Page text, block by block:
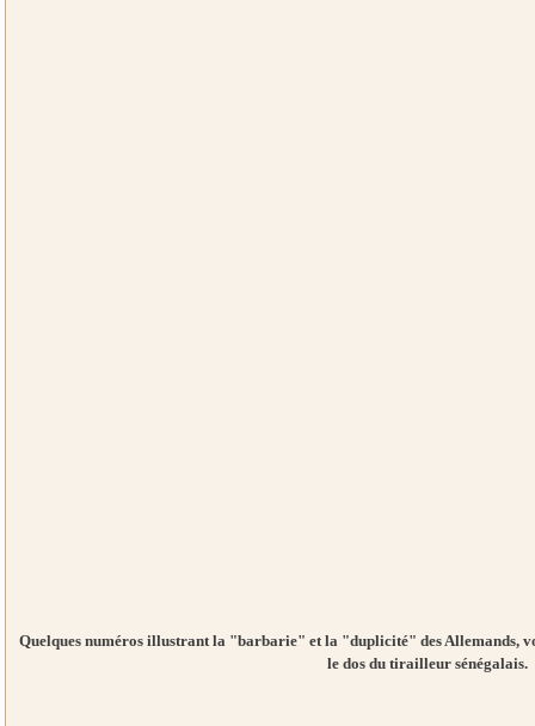
Quelques numéros illustrant la "barbarie" et la "duplicité" des Allemands,
le dos du tirailleur sénégalais.